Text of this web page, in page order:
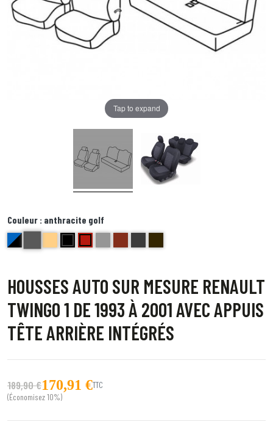
Tap to expand
Couleur : anthracite golf
bleu et noir Delta
anthracite golf
beige bravo
noir centre gris bord noir foxtrot
Rouge ( bord noir) Echo
HOUSSES AUTO SUR MESURE RENAULT
TWINGO 1 DE 1993 À 2001 AVEC APPUIS
TÊTE ARRIÈRE INTÉGRÉS
189,90 €170,91 €TTC
(Économisez 10%)